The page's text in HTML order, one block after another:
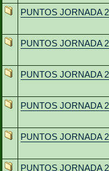
PUNTOS JORNADA
PUNTOS JORNADA
PUNTOS JORNADA
PUNTOS JORNADA
PUNTOS JORNADA
PUNTOS JORNADA